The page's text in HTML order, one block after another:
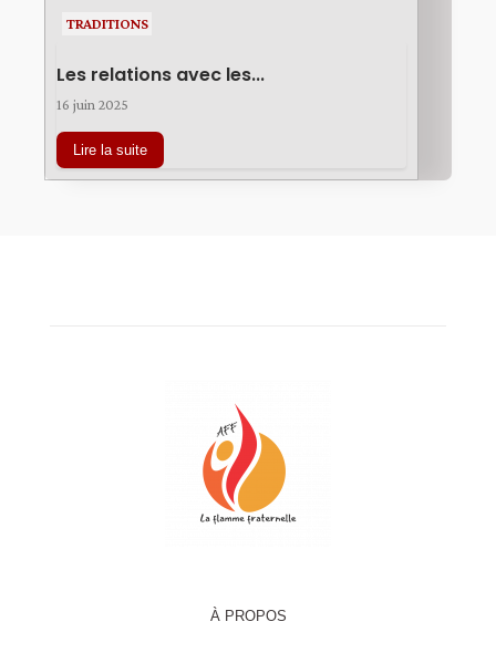
TRADITIONS
Les relations avec les...
16 juin 2025
Lire la suite
À PROPOS